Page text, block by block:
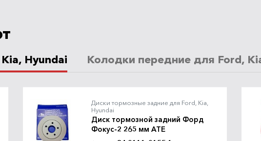
Hyundai Колодки передние для Ford,
Диски тормозные задние для Ford, Kia,
Hyundai
Диск тормозной задний Форд
Фокус-2 265 мм ATE